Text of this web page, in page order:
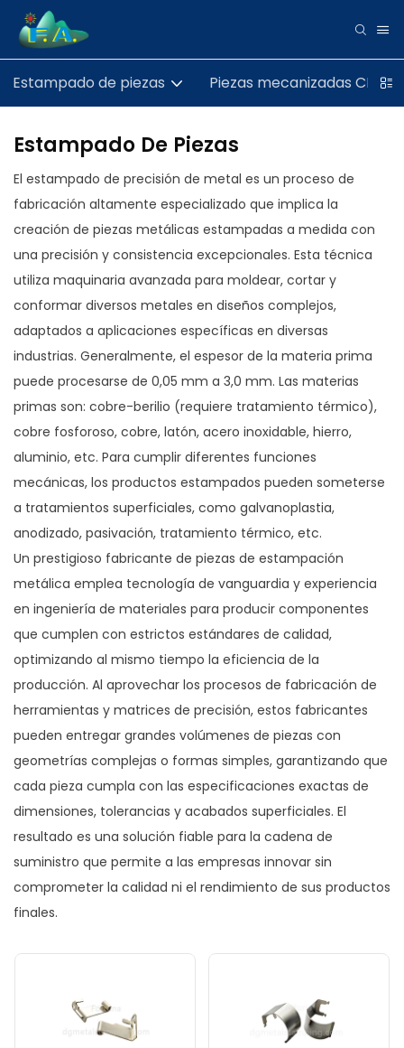
Estampado de piezas Piezas mecanizadas CNC
Estampado De Piezas
El estampado de precisión de metal es un proceso de
fabricación altamente especializado que implica la
creación de piezas metálicas estampadas a medida con
una precisión y consistencia excepcionales. Esta técnica
utiliza maquinaria avanzada para moldear, cortar y
conformar diversos metales en diseños complejos,
adaptados a aplicaciones específicas en diversas
industrias. Generalmente, el espesor de la materia prima
puede procesarse de 0,05 mm a 3,0 mm. Las materias
primas son: cobre-berilio (requiere tratamiento térmico),
cobre fosforoso, cobre, latón, acero inoxidable, hierro,
aluminio, etc. Para cumplir diferentes funciones
mecánicas, los productos estampados pueden someterse
a tratamientos superficiales, como galvanoplastia,
anodizado, pasivación, tratamiento térmico, etc.
Un prestigioso fabricante de piezas de estampación
metálica emplea tecnología de vanguardia y experiencia
en ingeniería de materiales para producir componentes
que cumplen con estrictos estándares de calidad,
optimizando al mismo tiempo la eficiencia de la
producción. Al aprovechar los procesos de fabricación de
herramientas y matrices de precisión, estos fabricantes
pueden entregar grandes volúmenes de piezas con
geometrías complejas o formas simples, garantizando que
cada pieza cumpla con las especificaciones exactas de
dimensiones, tolerancias y acabados superficiales. El
resultado es una solución fiable para la cadena de
suministro que permite a las empresas innovar sin
comprometer la calidad ni el rendimiento de sus productos
finales.